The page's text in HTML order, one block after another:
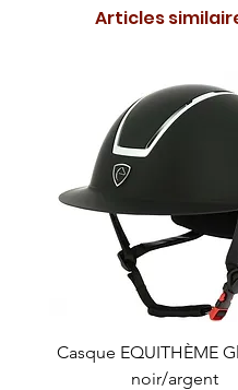
Articles
Casque EQUITHÈME
noir/argent